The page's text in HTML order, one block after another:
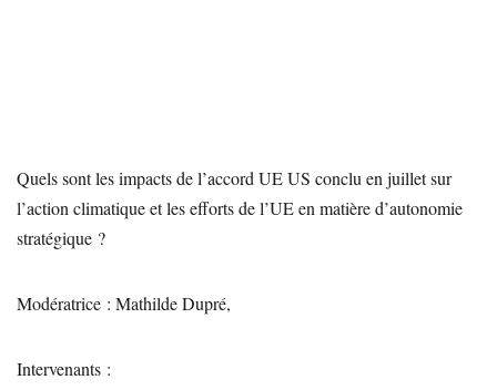
Quels sont les impacts de l’accord UE US conclu en juillet sur
l’action climatique et les efforts de l’UE en matière d’autonomie
stratégique ?
Modératrice : Mathilde Dupré,
Intervenants :